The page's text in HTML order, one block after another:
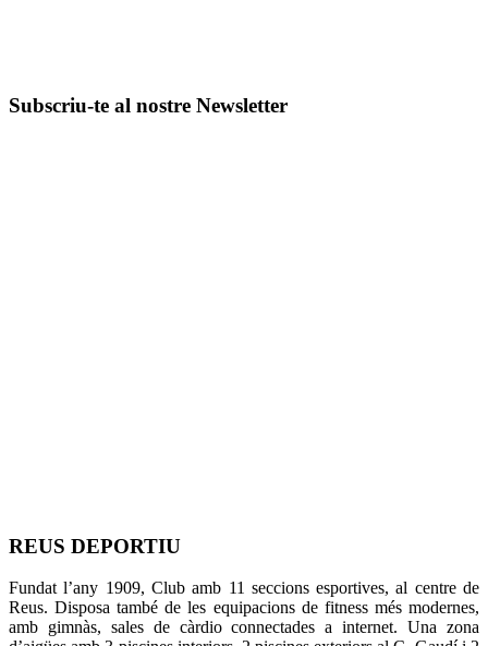
Subscriu-te al nostre Newsletter
REUS DEPORTIU
Fundat l’any 1909, Club amb 11 seccions esportives, al centre de
Reus. Disposa també de les equipacions de fitness més modernes,
amb gimnàs, sales de càrdio connectades a internet. Una zona